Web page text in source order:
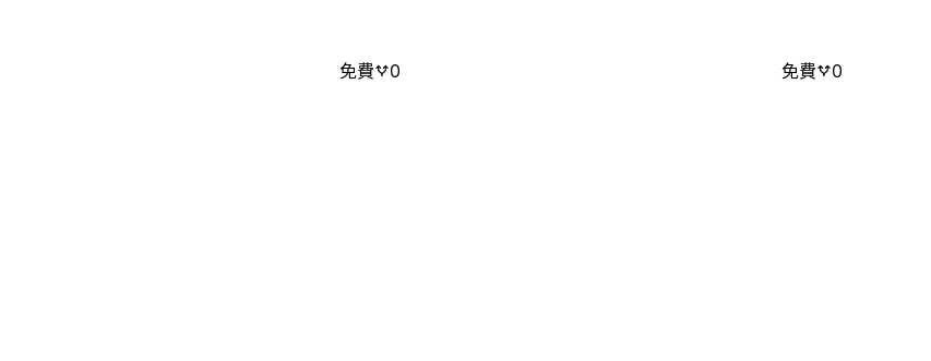
免費 0 免費 0